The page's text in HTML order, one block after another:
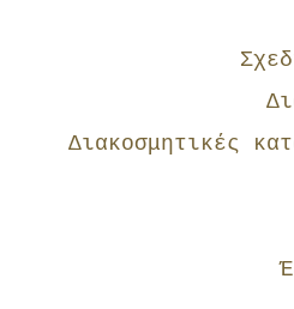
Διακοσμητικές